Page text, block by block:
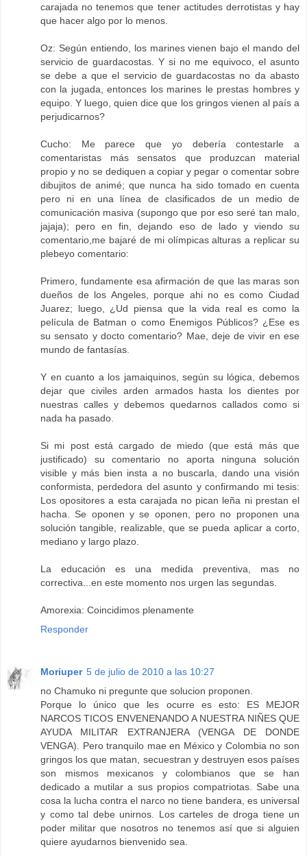
carajada no tenemos que tener actitudes derrotistas y hay
que hacer algo por lo menos.
Oz: Según entiendo, los marines vienen bajo el mando del
servicio de guardacostas. Y si no me equivoco, el asunto
se debe a que el servicio de guardacostas no da abasto
con la jugada, entonces los marines le prestas hombres y
equipo. Y luego, quien dice que los gringos vienen al país a
perjudicarnos?
Cucho: Me parece que yo debería contestarle a
comentaristas más sensatos que produzcan material
propio y no se dediquen a copiar y pegar o comentar sobre
dibujitos de animé; que nunca ha sido tomado en cuenta
pero ni en una línea de clasificados de un medio de
comunicación masiva (supongo que por eso seré tan malo,
jajaja); pero en fin, dejando eso de lado y viendo su
comentario,me bajaré de mi olímpicas alturas a replicar su
plebeyo comentario:
Primero, fundamente esa afirmación de que las maras son
dueños de los Angeles, porque ahi no es como Ciudad
Juarez; luego, ¿Ud piensa que la vida real es como la
película de Batman o como Enemigos Públicos? ¿Ese es
su sensato y docto comentario? Mae, deje de vivir en ese
mundo de fantasías.
Y en cuanto a los jamaiquinos, según su lógica, debemos
dejar que civiles arden armados hasta los dientes por
nuestras calles y debemos quedarnos callados como si
nada ha pasado.
Si mi post está cargado de miedo (que está más que
justificado) su comentario no aporta ninguna solución
visible y más bien insta a no buscarla, dando una visión
conformista, perdedora del asunto y confirmando mi tesis:
Los opositores a esta carajada no pican leña ni prestan el
hacha. Se oponen y se oponen, pero no proponen una
solución tangible, realizable, que se pueda aplicar a corto,
mediano y largo plazo.
La educación es una medida preventiva, mas no
correctiva...en este momento nos urgen las segundas.
Amorexia: Coincidimos plenamente
Responder
Moriuper 5 de julio de 2010 a las 10:27
no Chamuko ni pregunte que solucion proponen.
Porque lo único que les ocurre es esto: ES MEJOR
NARCOS TICOS ENVENENANDO A NUESTRA NIÑES QUE
AYUDA MILITAR EXTRANJERA (VENGA DE DONDE
VENGA). Pero tranquilo mae en México y Colombia no son
gringos los que matan, secuestran y destruyen esos países
son mismos mexicanos y colombianos que se han
dedicado a mutilar a sus propios compatriotas. Sabe una
cosa la lucha contra el narco no tiene bandera, es universal
y como tal debe unirnos. Los carteles de droga tiene un
poder militar que nosotros no tenemos así que si alguien
quiere ayudarnos bienvenido sea.